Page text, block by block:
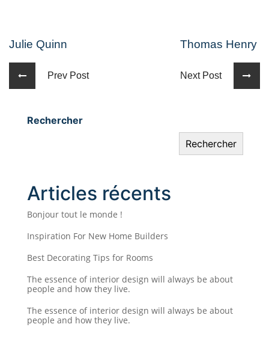
Julie Quinn
Prev Post
Thomas Henry
Next Post
Rechercher
Rechercher
Articles récents
Bonjour tout le monde !
Inspiration For New Home Builders
Best Decorating Tips for Rooms
The essence of interior design will always be about
people and how they live.
The essence of interior design will always be about
people and how they live.